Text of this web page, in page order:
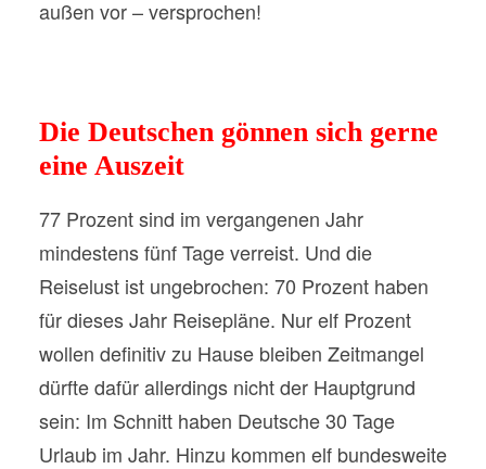
außen vor – versprochen!
Die Deutschen gönnen sich gerne
eine Auszeit
77 Prozent sind im vergangenen Jahr
mindestens fünf Tage verreist. Und die
Reiselust ist ungebrochen: 70 Prozent haben
für dieses Jahr Reisepläne. Nur elf Prozent
wollen definitiv zu Hause bleiben Zeitmangel
dürfte dafür allerdings nicht der Hauptgrund
sein: Im Schnitt haben Deutsche 30 Tage
Urlaub im Jahr. Hinzu kommen elf bundesweite